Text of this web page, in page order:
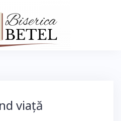
viață